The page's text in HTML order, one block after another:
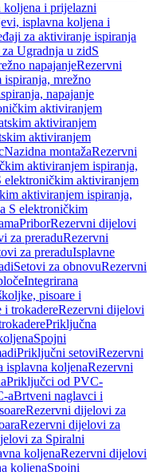
koljena i prijelazni
isplavna koljena i
za aktiviranje ispiranja
Ugradnja u zidS
napajanjeRezervni
mrežno
napajanje
aktiviranjem
aktiviranjem
aktiviranjem
Nazidna montažaRezervni
aktiviranjem ispiranja,
elektroničkim aktiviranjem
aktiviranjem ispiranja,
S elektroničkim
PriborRezervni dijelovi
za preraduRezervni
za preraduIsplavne
Setovi za obnovuRezervni
Integrirana
pisoare i
i trokadereRezervni dijelovi
Priključna
Spojni
Priključni setoviRezervni
isplavna koljenaRezervni
Priključci od PVC-
aBrtveni naglavci i
Rezervni dijelovi za
Rezervni dijelovi za
za Spiralni
koljenaRezervni dijelovi
koljenaSpojni